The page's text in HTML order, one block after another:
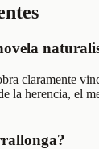
claramente
la herencia, el